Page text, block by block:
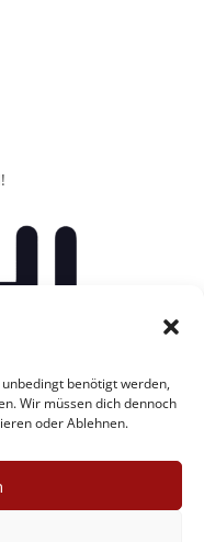
benötigt werden,
Wir müssen dich dennoch
oder Ablehnen.